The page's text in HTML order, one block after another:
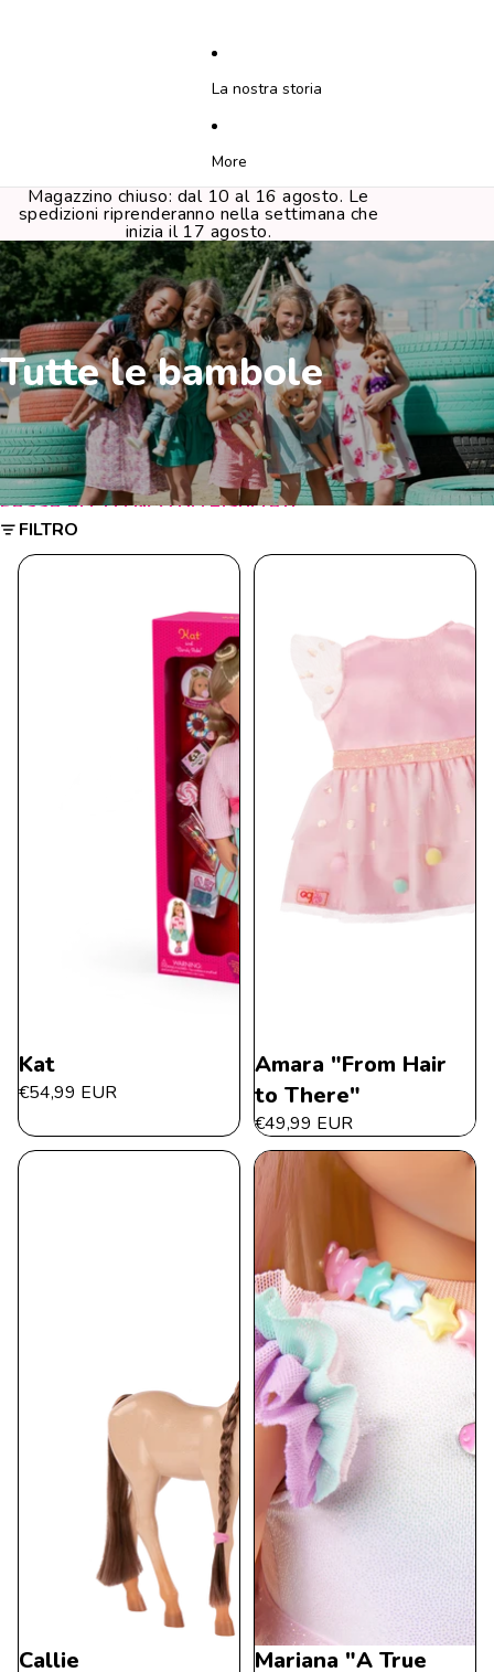
La nostra storia
More
Magazzino chiuso: dal 10 al 16 agosto. Le
spedizioni riprenderanno nella settimana che
inizia il 17 agosto.
Tutte le bambole
PASSA ALL'ELENCO DEI RISULTATI
FILTRO
Kat
€54,99 EUR
Amara "From Hair
to There"
€49,99 EUR
Callie Mariana "A True